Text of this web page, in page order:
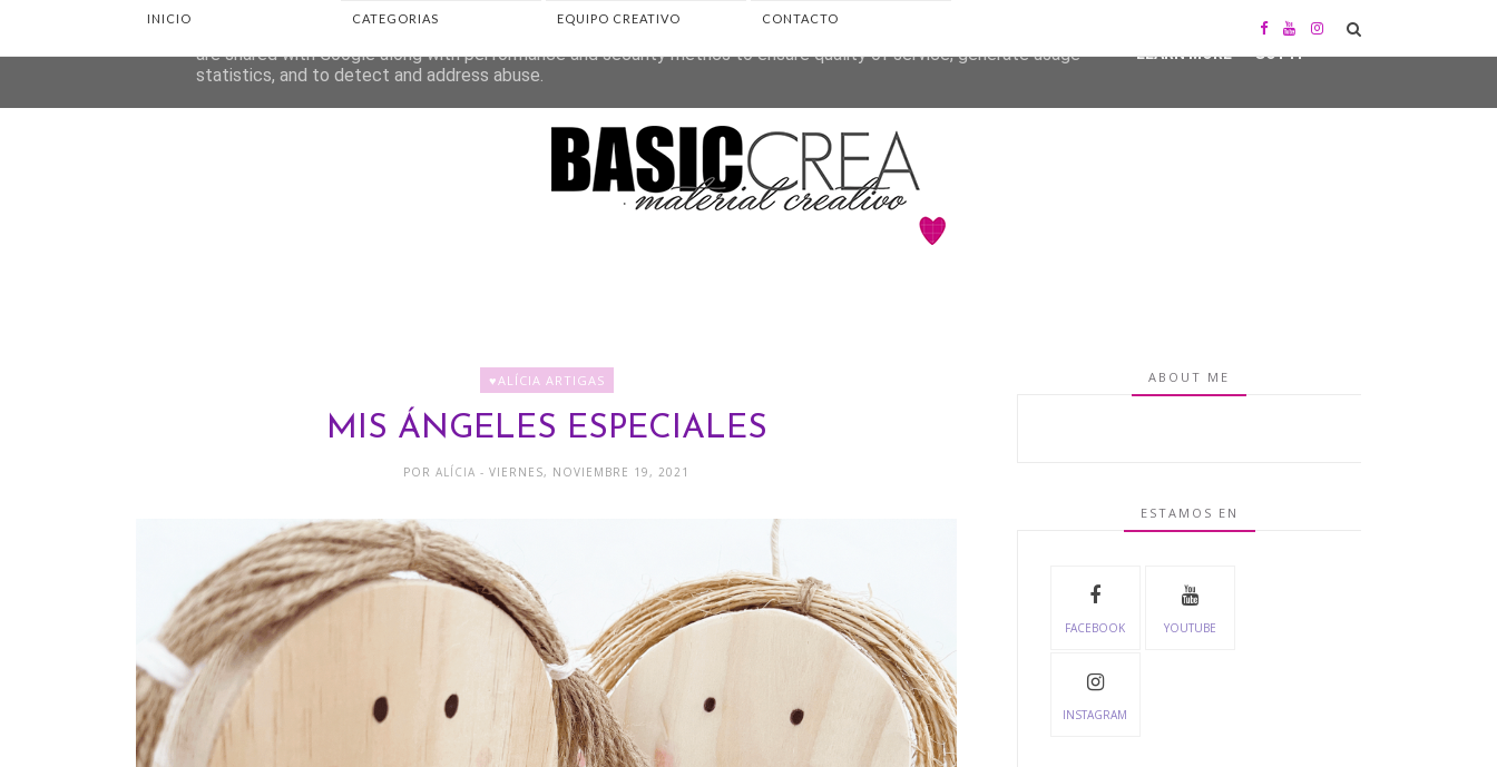
INICIO CATEGORIAS EQUIPO CREATIVO CONTACTO
♥ALÍCIA ARTIGAS
MIS ÁNGELES ESPECIALES
POR ALÍCIA - VIERNES, NOVIEMBRE 19, 2021
ABOUT ME
ESTAMOS EN
FACEBOOK YOUTUBE
INSTAGRAM
This site uses cookies from Google to deliver its services and to analyze traffic. Your IP address and user-agent
are shared with Google along with performance and security metrics to ensure quality of service, generate usage
statistics, and to detect and address abuse.
LEARN MORE GOT IT